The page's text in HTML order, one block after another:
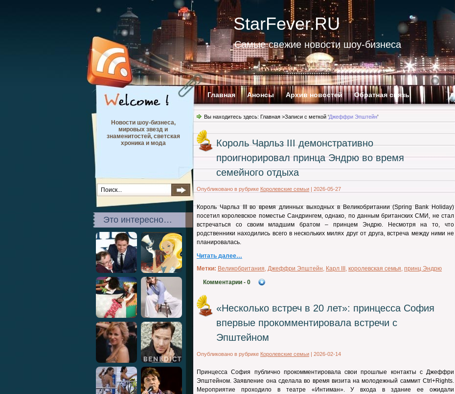
StarFever.RU
Самые свежие новости шоу-бизнеса
Главная Анонсы Архив новостей Обратная связь
Новости шоу-бизнеса,
мировых звезд и
знаменитостей, светская
хроника и мода
Это интересно…
Вы находитесь здесь: Главная >Записи с меткой ‘Джеффри Эпштейн’
Король Чарльз III демонстративно
проигнорировал принца Эндрю во время
семейного отдыха
Опубликовано в рубрике Королевские семьи | 2026-05-27
КорольЧарльз IIIво время длинных выходных в Великобритании (Spring Bank Holiday)
посетил королевское поместье Сандрингем, однако, по данным британских СМИ, не стал
встречаться со своим младшим братом – принцем Эндрю. Несмотря на то, что
родственники находились всего в нескольких милях друг от друга, встреча между ними не
планировалась.
Читать далее…
Метки: Великобритания, Джеффри Эпштейн, Карл III , королевская семья, принц Эндрю
Комментарии - 0
«Несколько встреч в 20 лет»: принцесса София
впервые прокомментировала встречи с
Эпштейном
Опубликовано в рубрике Королевские семьи | 2026-02-14
Принцесса София публично прокомментировала свои прошлые контакты с Джеффри
Эпштейном. Заявление она сделала во время визита на молодежный саммит Ctrl+Rights.
Мероприятие проходило в театре «Интиман». У входа в здание ее ожидали